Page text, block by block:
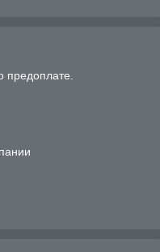
предоплате.